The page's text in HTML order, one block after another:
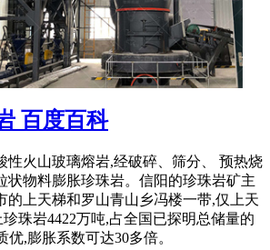
百度百科
性火山玻璃熔岩,经破碎、筛分、 预热烧
状物料膨胀珍珠岩。信阳的珍珠岩矿主
的上天梯和罗山青山乡冯楼一带,仅上天
珠岩4422万吨,占全国已探明总储量的
优,膨胀系数可达30多倍。